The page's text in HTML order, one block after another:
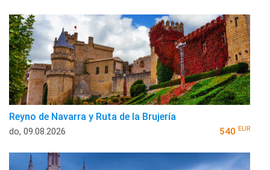
Reyno de Navarra y Ruta de la Brujería
do, 09.08.2026 540 EUR